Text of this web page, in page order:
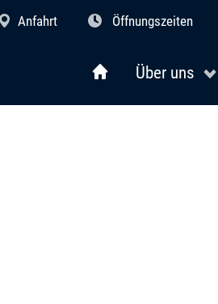
Anfahrt Öffnungszeiten
Über uns